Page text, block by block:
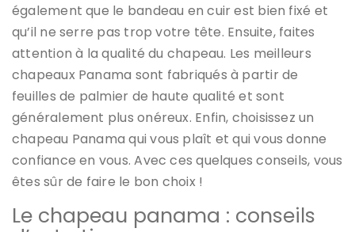
également que le bandeau en cuir est bien fixé et
qu’il ne serre pas trop votre tête. Ensuite, faites
attention à la qualité du chapeau. Les meilleurs
chapeaux Panama sont fabriqués à partir de
feuilles de palmier de haute qualité et sont
généralement plus onéreux. Enfin, choisissez un
chapeau Panama qui vous plaît et qui vous donne
confiance en vous. Avec ces quelques conseils, vous
êtes sûr de faire le bon choix !
Le chapeau panama : conseils